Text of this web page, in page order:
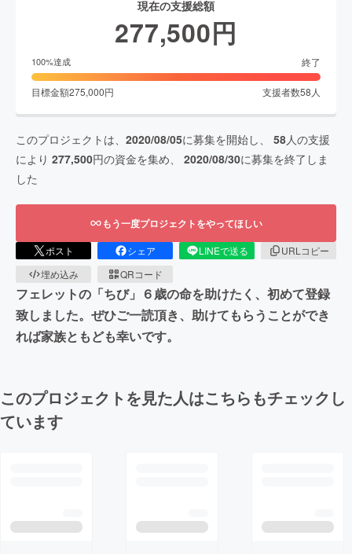
現在の支援総額
277,500円
100%達成 終了
目標金額275,000円 支援者数58 人
このプロジェクトは、 2020/08/05に募集を開始し、 58人の支援
により 277,500円の資金を集め、 2020/08/30に募集を終了しま
した
もう一度プロジェクトをやってほしい
ポスト シェア LINEで送る
URLコピー
埋め込み
QRコード
フェレットの「ちび」６歳の命を助けたく、初めて登録
致しました。ぜひご一読頂き、助けてもらうことができ
れば家族ともども幸いです。
このプロジェクトを見た人はこちらもチェックし
ています